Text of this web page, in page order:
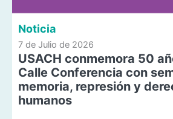
Noticia
7 de Julio de 2026
USACH conmemora 50
Calle Conferencia con
memoria, represión y
humanos